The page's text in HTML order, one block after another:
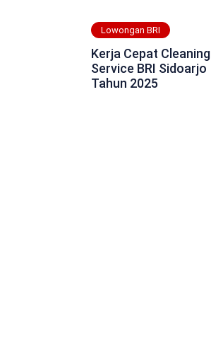
Anambas Tahun 2025
Lowongan BRI
Kerja Cepat Cleaning
Service BRI Sidoarjo
Tahun 2025